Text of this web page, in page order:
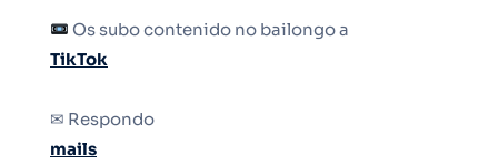
Os subo contenido no bailongo a
TikTok
✉ Respondo
mails